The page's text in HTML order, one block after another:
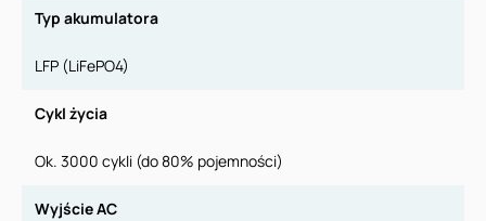
Typ akumulatora
LFP (LiFePO4)
Cykl życia
Ok. 3000 cykli (do 80% pojemności)
Wyjście AC